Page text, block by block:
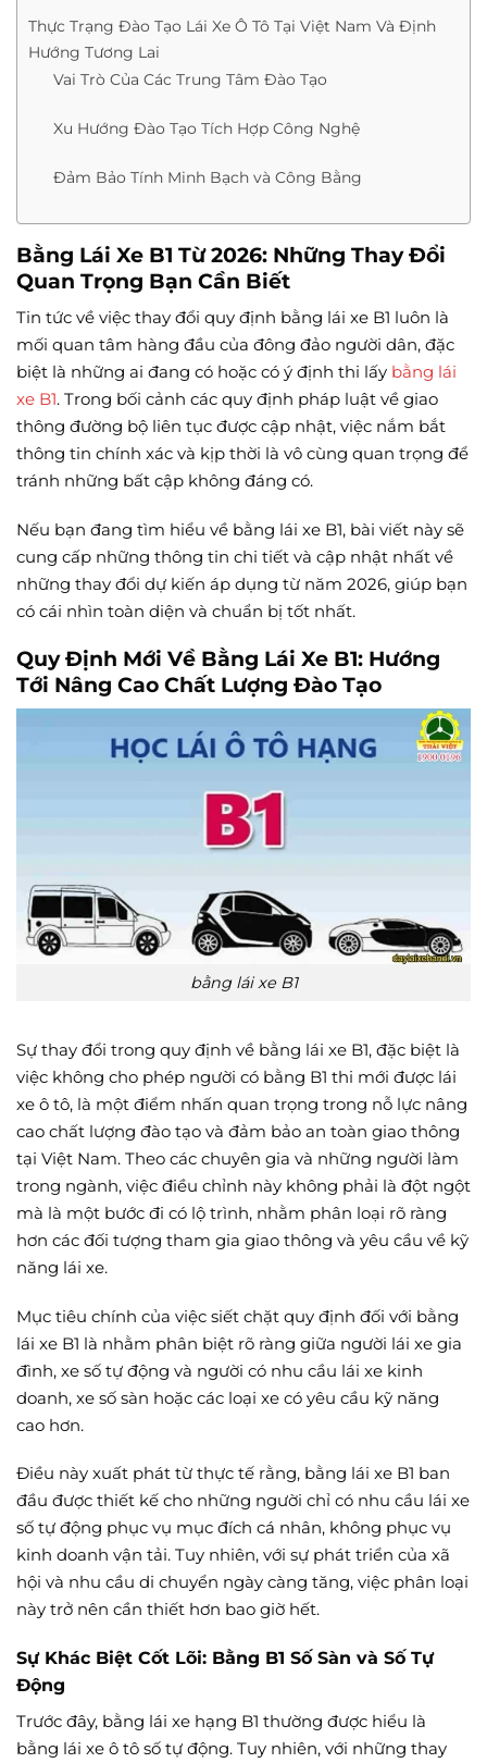
Thực Trạng Đào Tạo Lái Xe Ô Tô Tại Việt Nam Và Định
Hướng Tương Lai
Vai Trò Của Các Trung Tâm Đào Tạo
Xu Hướng Đào Tạo Tích Hợp Công Nghệ
Đảm Bảo Tính Minh Bạch và Công Bằng
Bằng Lái Xe B1 Từ 2026: Những Thay Đổi
Quan Trọng Bạn Cần Biết
Tin tức về việc thay đổi quy định bằng lái xe B1 luôn là
mối quan tâm hàng đầu của đông đảo người dân, đặc
biệt là những ai đang có hoặc có ý định thi lấy bằng lái
xe B1. Trong bối cảnh các quy định pháp luật về giao
thông đường bộ liên tục được cập nhật, việc nắm bắt
thông tin chính xác và kịp thời là vô cùng quan trọng để
tránh những bất cập không đáng có.
Nếu bạn đang tìm hiểu về bằng lái xe B1, bài viết này sẽ
cung cấp những thông tin chi tiết và cập nhật nhất về
những thay đổi dự kiến áp dụng từ năm 2026, giúp bạn
có cái nhìn toàn diện và chuẩn bị tốt nhất.
Quy Định Mới Về Bằng Lái Xe B1: Hướng
Tới Nâng Cao Chất Lượng Đào Tạo
bằng lái xe B1
Sự thay đổi trong quy định về bằng lái xe B1, đặc biệt là
việc không cho phép người có bằng B1 thi mới được lái
xe ô tô, là một điểm nhấn quan trọng trong nỗ lực nâng
cao chất lượng đào tạo và đảm bảo an toàn giao thông
tại Việt Nam. Theo các chuyên gia và những người làm
trong ngành, việc điều chỉnh này không phải là đột ngột
mà là một bước đi có lộ trình, nhằm phân loại rõ ràng
hơn các đối tượng tham gia giao thông và yêu cầu về kỹ
năng lái xe.
Mục tiêu chính của việc siết chặt quy định đối với bằng
lái xe B1 là nhằm phân biệt rõ ràng giữa người lái xe gia
đình, xe số tự động và người có nhu cầu lái xe kinh
doanh, xe số sàn hoặc các loại xe có yêu cầu kỹ năng
cao hơn.
Điều này xuất phát từ thực tế rằng, bằng lái xe B1 ban
đầu được thiết kế cho những người chỉ có nhu cầu lái xe
số tự động phục vụ mục đích cá nhân, không phục vụ
kinh doanh vận tải. Tuy nhiên, với sự phát triển của xã
hội và nhu cầu di chuyển ngày càng tăng, việc phân loại
này trở nên cần thiết hơn bao giờ hết.
Sự Khác Biệt Cốt Lõi: Bằng B1 Số Sàn và Số Tự
Động
Trước đây, bằng lái xe hạng B1 thường được hiểu là
bằng lái xe ô tô số tự động. Tuy nhiên, với những thay